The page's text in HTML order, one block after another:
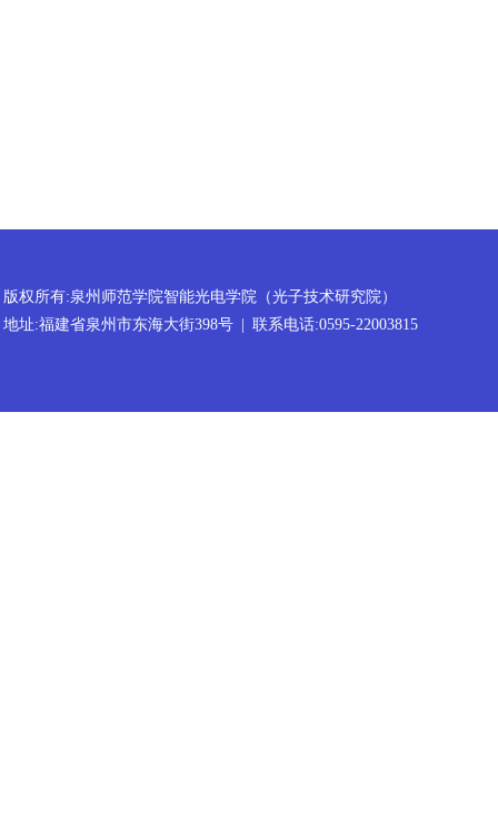
版权所有:泉州师范学院智能光电学院（光子技术研究院）
地址:福建省泉州市东海大街398号
联系电话:0595-22003815